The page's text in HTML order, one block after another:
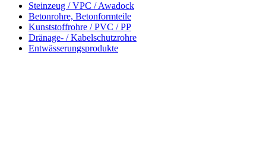
Steinzeug / VPC / Awadock
Betonrohre, Betonformteile
Kunststoffrohre / PVC / PP
Dränage- / Kabelschutzrohre
Entwässerungsprodukte